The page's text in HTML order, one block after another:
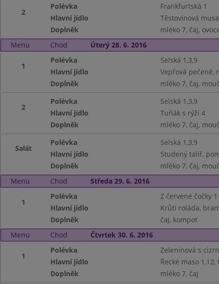
2
Polévka
Frankfurtská 1
Hlavní jídlo
Těstovinová
Doplněk
mléko 7, čaj,
Menu
Chod Úterý 28. 6. 2016
1
Polévka
Selská 1,3,9
Hlavní jídlo
Vepřová pečeně,
Doplněk
mléko 7, čaj,
2
Polévka
Selská 1,3,9
Hlavní jídlo
Tuňák s rýží 4
Doplněk
mléko 7, čaj,
Salát
Polévka
Selská 1,3,9
Hlavní jídlo
Studený talíř,
Doplněk
mléko 7, čaj,
Menu
Chod Středa 29. 6. 2016
1
Polévka
Z červené čočky 1
Hlavní jídlo
Krůtí roláda,
Doplněk
čaj, kompot
Menu
Chod Čtvrtek 30. 6. 2016
1
Polévka
Zeleninová s
Hlavní jídlo
Řecké maso
Doplněk
mléko 7, čaj